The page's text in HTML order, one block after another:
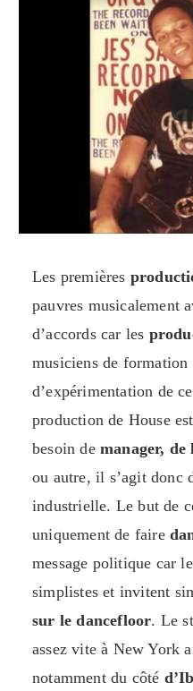
Les premières
pauvres musicalement
d’accords car les
musiciens de formation
d’expérimentation de
production de House
besoin demanager, de
ou autre, il s’agit donc
industrielle. Le but de
uniquement de faire
message politique car
simplistes et invitent
sur le dancefloor. Le
assez vite à New York
notamment du côté